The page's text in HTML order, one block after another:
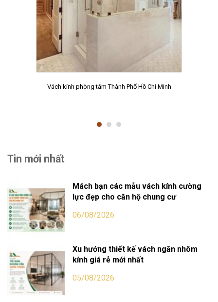
Vách kính phòng tắm Thành Phố Hồ Chi Minh
Tin mới nhất
Mách bạn các mẫu vách kính cường
lực đẹp cho căn hộ chung cư
06/08/2026
Xu hướng thiết kế vách ngăn nhôm
kính giá rẻ mới nhất
05/08/2026